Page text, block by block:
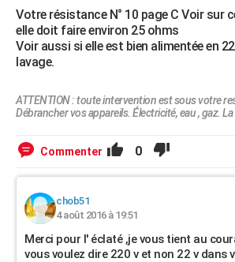
Votre résistance N° 10 page C Voir sur
elle doit faire environ 25 ohms
Voir aussi si elle est bien alimentée en
lavage.
ATTENTION : toute intervention est sous votre
Débrancher vos appareils. Électricité, eau , gaz.
Commenter 0
chob51
4 août 2016 à 19:51
Merci pour l' éclaté ,je vous tient au
vous voulez dire 220 v et non 22 v dans